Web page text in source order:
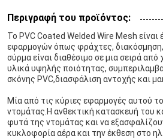
Περιγραφή του προϊόντος:
Το PVC Coated Welded Wire Mesh είναι
εφαρμογών όπως φράχτες,
σύρμα είναι διαθέσιμο σε μια σειρά
υλικά υψηλής ποιότητας,
σκόνης PVC,διασφάλιση αντοχής και
Μία από τις κύριες εφαρμογές αυτού
ντομάτας.Η ανθεκτική κατασκευή του
φυτά της ντομάτας και να
κυκλοφορία αέρα και την έκθεση στο